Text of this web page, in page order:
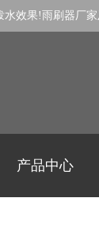
水效果! 雨刷器厂家
产品中心